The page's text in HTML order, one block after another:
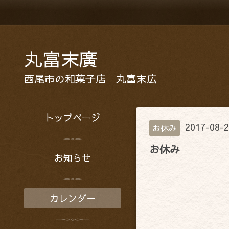
丸富末廣
西尾市の和菓子店 丸富末広
お休み 2017-08-
お休み
トップページ
お知らせ
カレンダー